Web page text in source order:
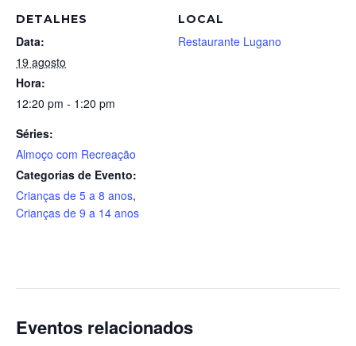
DETALHES
Data:
19 agosto
Hora:
12:20 pm - 1:20 pm
Séries:
Almoço com Recreação
Categorias de Evento:
Crianças de 5 a 8 anos,
Crianças de 9 a 14 anos
LOCAL
Restaurante Lugano
Eventos relacionados